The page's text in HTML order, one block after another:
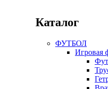
Каталог
ФУТБОЛ
Игровая